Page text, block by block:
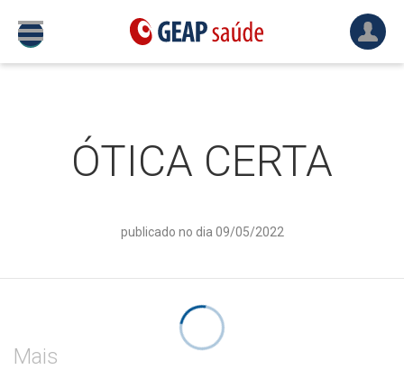
ÓTICA CERTA
publicado no dia 09/05/2022
Mais